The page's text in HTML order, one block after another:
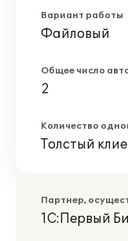
Вариант работы
Файловый
Общее число
2
Количество
Толстый
Партнер,
1С:Первый